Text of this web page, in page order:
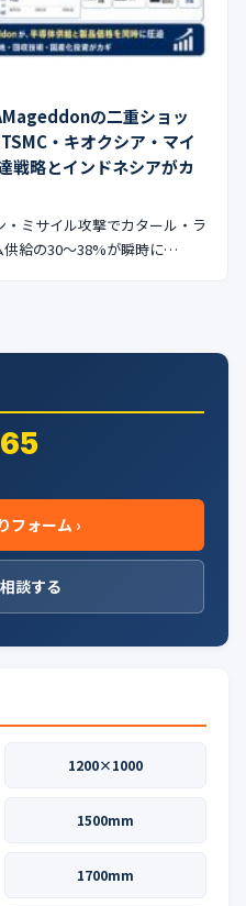
の二重ショッ
・キオクシア・マイ
戦略とインドネシアがカ
ミサイル攻撃でカタール・ラ
供給の30〜38%が瞬時に…
フォーム ›
談する
1200×1000
1500mm
1700mm